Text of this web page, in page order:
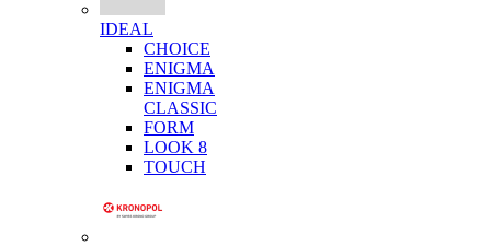
IDEAL
CHOICE
ENIGMA
ENIGMA
CLASSIC
FORM
LOOK 8
TOUCH